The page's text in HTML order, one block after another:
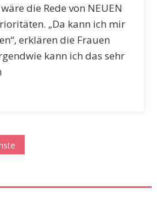
die Rede von NEUEN
„Da kann ich mir
erklären die Frauen
kann ich das sehr